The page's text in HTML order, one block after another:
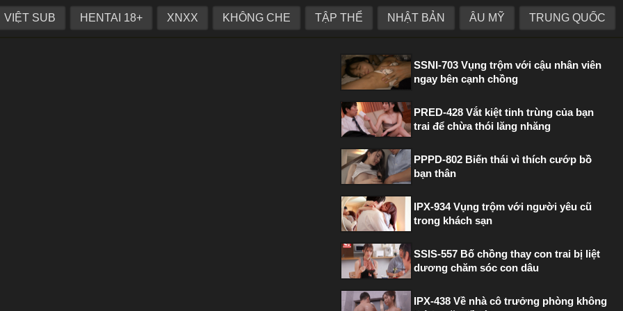
VIỆT SUB HENTAI 18+ XNXX KHÔNG CHE TẬP THỂ NHẬT BẢN ÂU MỸ TRUNG QUỐC
thân xác gán nợ cho gã chủ nhà PHIM HOT TRONG TUẦN
SSNI-703 Vụng trộm với cậu nhân viên
ngay bên cạnh chồng
PRED-428 Vắt kiệt tinh trùng của bạn
trai để chừa thói lăng nhăng
PPPD-802 Biến thái vì thích cướp bồ
bạn thân
IPX-934 Vụng trộm với người yêu cũ
trong khách sạn
SSIS-557 Bố chồng thay con trai bị liệt
dương chăm sóc con dâu
IPX-438 Về nhà cô trưởng phòng không